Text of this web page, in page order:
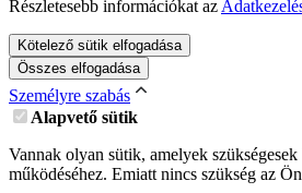
Részletesebb információkat az
Kötelező sütik elfogadása
Összes elfogadása
Személyre szabás
Alapvető sütik
Vannak olyan sütik, amelyek
működéséhez. Emiatt nincs szükség az